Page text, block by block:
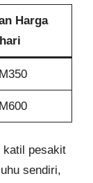
Harga
katil pesakit
sendiri,